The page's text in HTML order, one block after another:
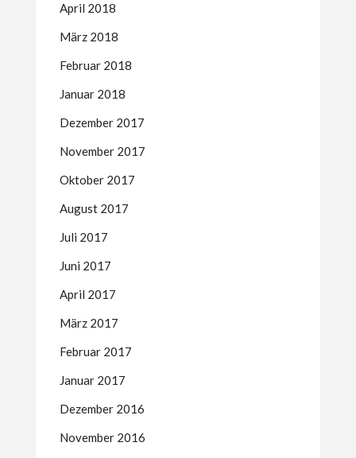
April 2018
März 2018
Februar 2018
Januar 2018
Dezember 2017
November 2017
Oktober 2017
August 2017
Juli 2017
Juni 2017
April 2017
März 2017
Februar 2017
Januar 2017
Dezember 2016
November 2016